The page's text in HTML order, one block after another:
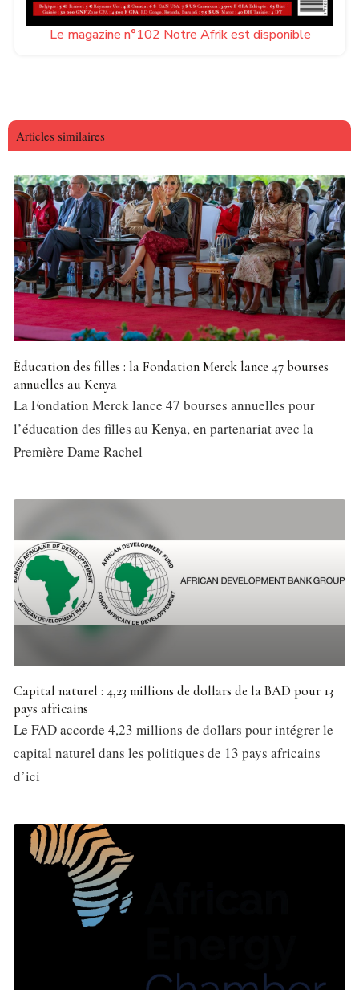
Le magazine n°102 Notre Afrik est disponible
Articles similaires
Éducation des filles : la Fondation Merck lance 47 bourses
annuelles au Kenya
La Fondation Merck lance 47 bourses annuelles pour
l’éducation des filles au Kenya, en partenariat avec la
Première Dame Rachel
Capital naturel : 4,23 millions de dollars de la BAD pour 13
pays africains
Le FAD accorde 4,23 millions de dollars pour intégrer le
capital naturel dans les politiques de 13 pays africains
d’ici